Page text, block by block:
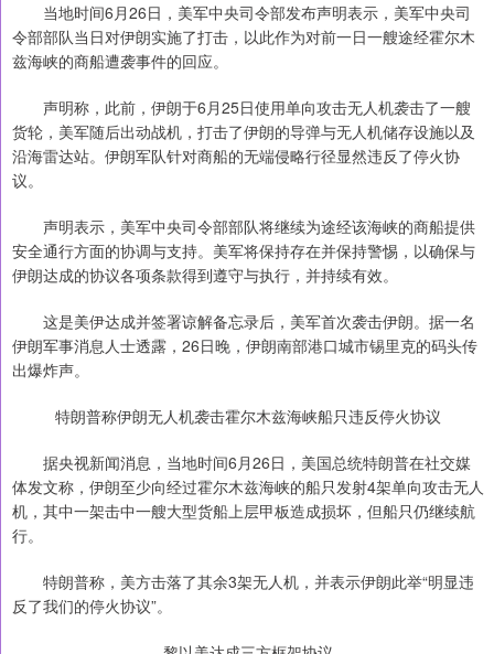
当地时间6月26日，美军中央司令部发布声明表示，美军中央司
令部部队当日对伊朗实施了打击，以此作为对前一日一艘途经霍尔木
兹海峡的商船遭袭事件的回应。
声明称，此前，伊朗于6月25日使用单向攻击无人机袭击了一艘
货轮，美军随后出动战机，打击了伊朗的导弹与无人机储存设施以及
沿海雷达站。伊朗军队针对商船的无端侵略行径显然违反了停火协
议。
声明表示，美军中央司令部部队将继续为途经该海峡的商船提供
安全通行方面的协调与支持。美军将保持存在并保持警惕，以确保与
伊朗达成的协议各项条款得到遵守与执行，并持续有效。
这是美伊达成并签署谅解备忘录后，美军首次袭击伊朗。据一名
伊朗军事消息人士透露，26日晚，伊朗南部港口城市锡里克的码头传
出爆炸声。
特朗普称伊朗无人机袭击霍尔木兹海峡船只违反停火协议
据央视新闻消息，当地时间6月26日，美国总统特朗普在社交媒
体发文称，伊朗至少向经过霍尔木兹海峡的船只发射4架单向攻击无人
机，其中一架击中一艘大型货船上层甲板造成损坏，但船只仍继续航
行。
特朗普称，美方击落了其余3架无人机，并表示伊朗此举“明显违
反了我们的停火协议”。